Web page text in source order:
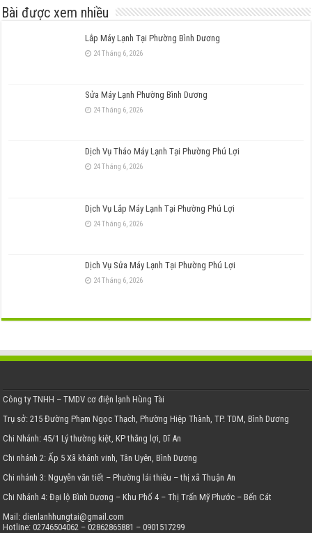
Bài được xem nhiều
Lắp Máy Lạnh Tại Phường Bình Dương
24 Tháng 6, 2026
Sửa Máy Lạnh Phường Bình Dương
24 Tháng 6, 2026
Dịch Vụ Tháo Máy Lạnh Tại Phường Phú Lợi
24 Tháng 6, 2026
Dịch Vụ Lắp Máy Lạnh Tại Phường Phú Lợi
24 Tháng 6, 2026
Dịch Vụ Sửa Máy Lạnh Tại Phường Phú Lợi
24 Tháng 6, 2026
Công ty TNHH – TMDV cơ điện lạnh Hùng Tài
Trụ sở: 215 Đường Phạm Ngọc Thạch, Phường Hiệp Thành, TP. TDM, Bình Dương
Chi Nhánh: 45/1 Lý thường kiệt, KP thắng lợi, Dĩ An
Chi nhánh 2: Ấp 5 Xã khánh vinh, Tân Uyên, Bình Dương
Chi nhánh 3: Nguyễn văn tiết – Phường lái thiêu – thị xã Thuận An
Chi Nhánh 4: Đại lộ Bình Dương – Khu Phố 4 – Thị Trấn Mỹ Phước – Bến Cát
Mail: dienlanhhungtai@gmail.com
Hotline: 02746504062 – 02862865881 – 0901517299